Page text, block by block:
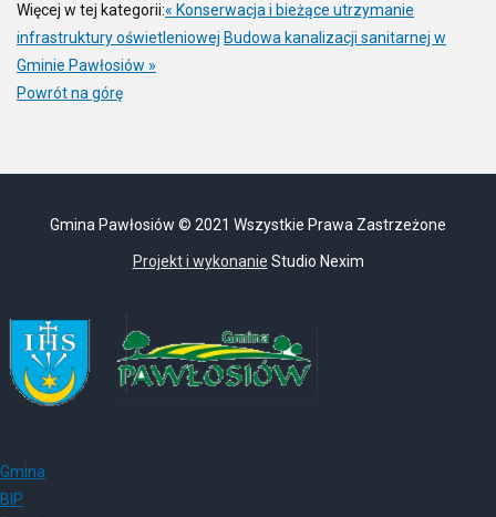
Więcej w tej kategorii:« Konserwacja i bieżące utrzymanie
infrastruktury oświetleniowej Budowa kanalizacji sanitarnej w
Gminie Pawłosiów »
Powrót na górę
Gmina Pawłosiów © 2021 Wszystkie Prawa Zastrzeżone
Projekt i wykonanie Studio Nexim
Gmina
BIP